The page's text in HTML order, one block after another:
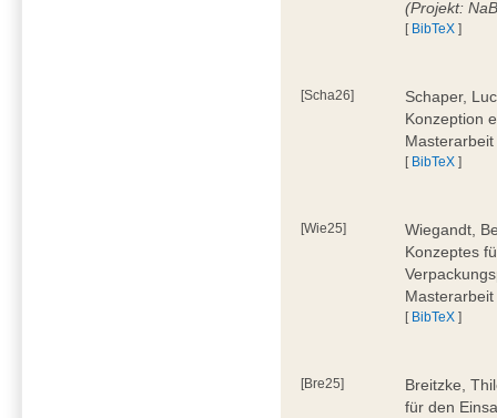
(Projekt:
[ BibTeX ]
[Scha26]
Schaper,
Konzeption
[ BibTeX ]
[Wie25]
Wiegandt,
Konzeptes
[ BibTeX ]
[Bre25]
Breitzke,
für den